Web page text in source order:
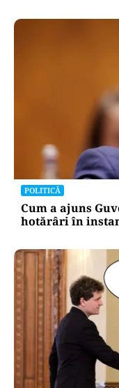
POLITICĂ
Cum a ajuns
hotărâri în